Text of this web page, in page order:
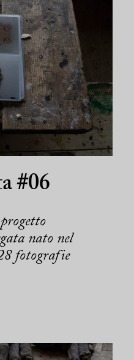
#06
nato nel
fotografie